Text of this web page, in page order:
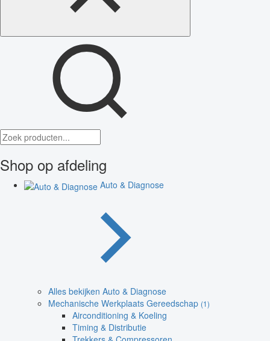
Shop op afdeling
Auto & Diagnose
Alles bekijken Auto & Diagnose
Mechanische Werkplaats Gereedschap (1)
Airconditioning & Koeling
Timing & Distributie